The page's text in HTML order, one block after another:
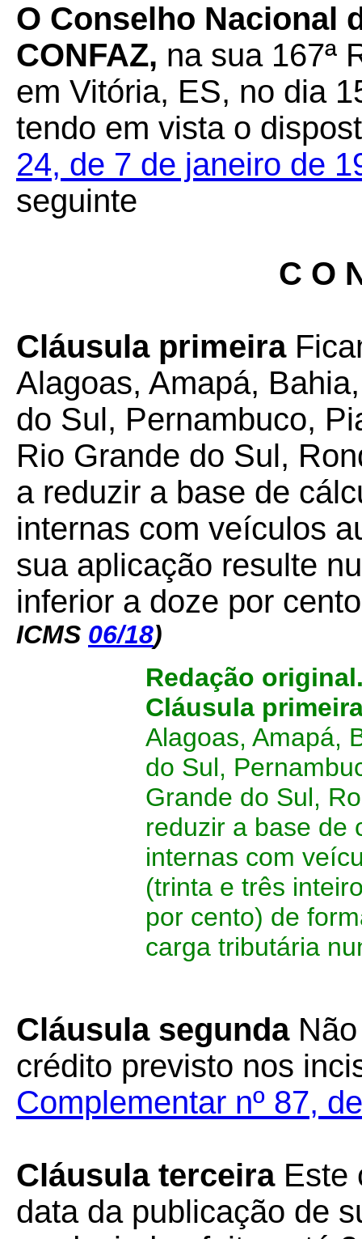
O Conselho Nacional
CONFAZ, na sua 167ª
em Vitória, ES, no dia
tendo em vista o
24, de 7 de janeiro de
seguinte
C O
Cláusula primeira
Alagoas, Amapá,
do Sul, Pernambuco,
Rio Grande do Sul,
a reduzir a base de
internas com veículos
sua aplicação resulte
inferior a doze por
ICMS 06/18)
Redação
Cláusula
Alagoas, Amapá,
do Sul,
Grande do Sul,
reduzir a base de
internas com
(trinta e três
por cento) de
carga tributária
Cláusula segundaNão
crédito previsto nos
Complementar nº 87,
Cláusula terceira Este
data da publicação de